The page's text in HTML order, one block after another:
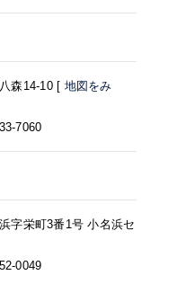
森14-10 [ 地図をみ
7060
字栄町3番1号 小名浜セ
0049